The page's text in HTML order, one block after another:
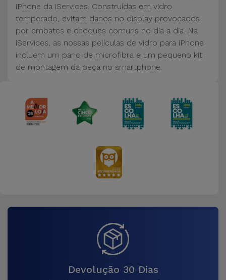
Acessórios
de
Computador
Tablet
iPhone da iServices. Construídas em vidro
temperado, evitam danos no display provocados
por embates e choques comuns no dia a dia. Na
iServices, as nossas películas de vidro para iPhone
incluem um pano de microfibra e um pequeno kit
de montagem da peça no smartphone.
Devolução 30 Dias